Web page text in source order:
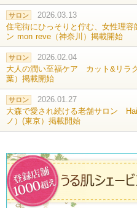
サロン
2026.03.13
住宅街にひっそりと佇む、女性理
ン mon reve（神奈川）掲載開始
サロン
2026.02.04
大人の潤い至福ケア カット&リラ
葉）掲載開始
サロン
2026.01.27
大森で愛され続ける老舗サロン
ノ）(東京）掲載開始